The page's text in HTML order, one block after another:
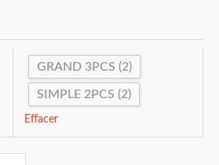
GRAND 3PCS (2)
SIMPLE 2PCS (2)
Effacer